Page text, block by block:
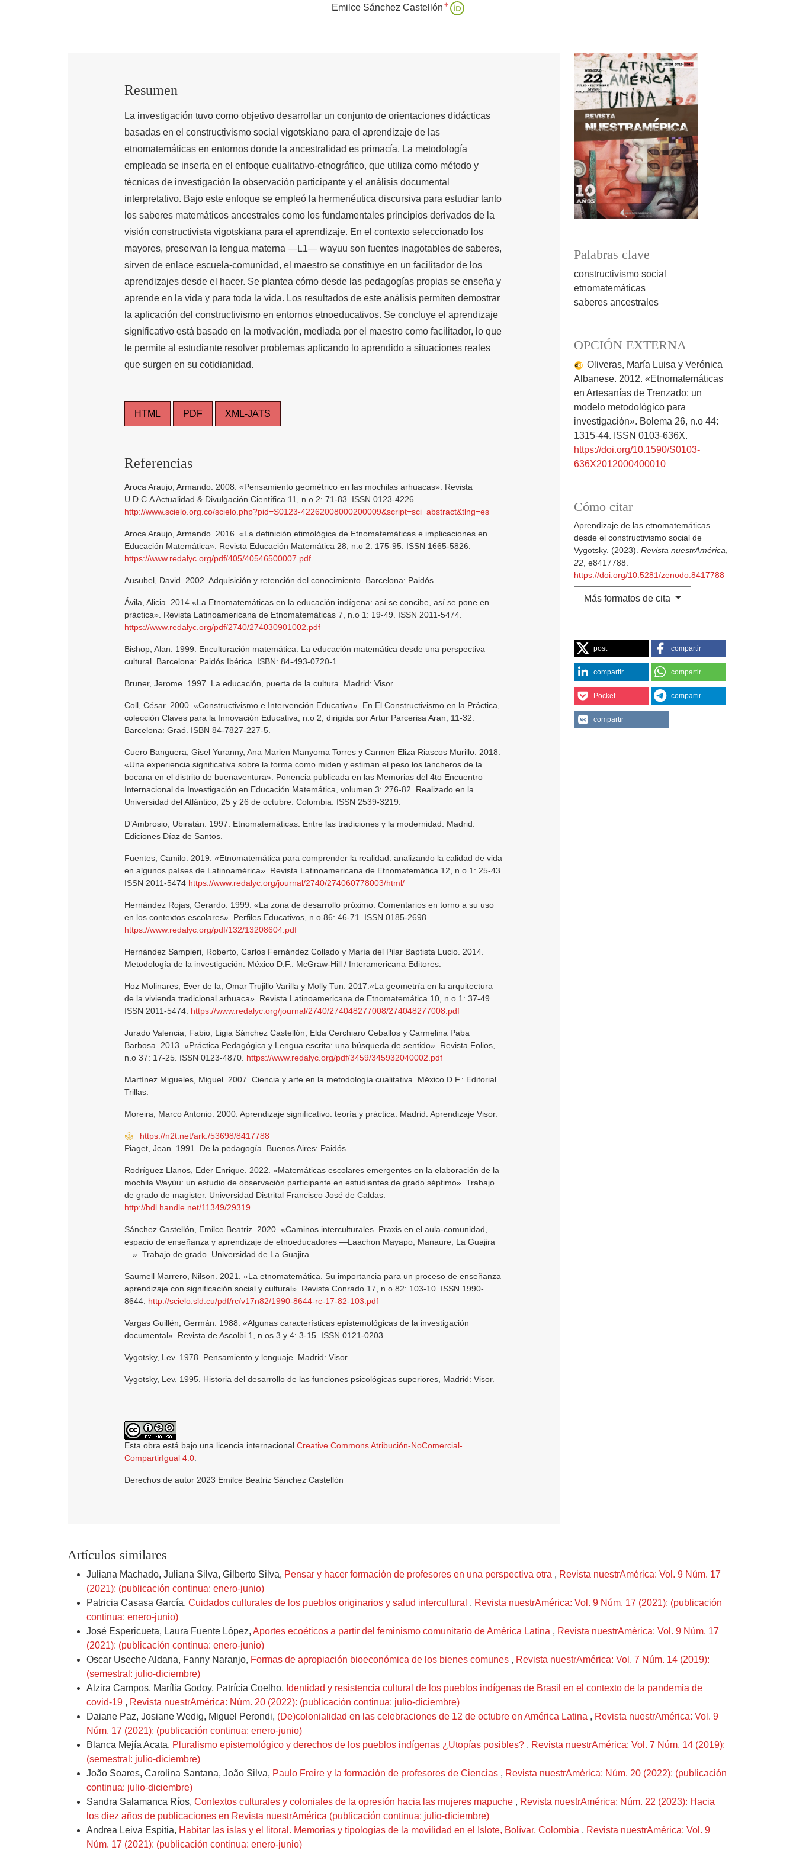
Emilce Sánchez Castellón +
Palabras clave
constructivismo social
etnomatemáticas
saberes ancestrales
OPCIÓN EXTERNA
Oliveras, María Luisa y Verónica
Albanese. 2012. «Etnomatemáticas
en Artesanías de Trenzado: un
modelo metodológico para
investigación». Bolema 26, n.o 44:
1315-44. ISSN 0103-636X.
https://doi.org/10.1590/S0103-
636X2012000400010
Cómo citar
Aprendizaje de las etnomatemáticas
desde el constructivismo social de
Vygotsky. (2023). Revista nuestrAmérica
22 , e8417788.
https://doi.org/10.5281/zenodo.8417788
Más formatos de cita
post compartir
compartir compartir
Pocket compartir
compartir
Resumen
La investigación tuvo como objetivo desarrollar un conjunto de orientaciones didácticas
basadas en el constructivismo social vigotskiano para el aprendizaje de las
etnomatemáticas en entornos donde la ancestralidad es primacía. La metodología
empleada se inserta en el enfoque cualitativo-etnográfico, que utiliza como método y
técnicas de investigación la observación participante y el análisis documental
interpretativo. Bajo este enfoque se empleó la hermenéutica discursiva para estudiar tanto
los saberes matemáticos ancestrales como los fundamentales principios derivados de la
visión constructivista vigotskiana para el aprendizaje. En el contexto seleccionado los
mayores, preservan la lengua materna —L1— wayuu son fuentes inagotables de saberes,
sirven de enlace escuela-comunidad, el maestro se constituye en un facilitador de los
aprendizajes desde el hacer. Se plantea cómo desde las pedagogías propias se enseña y
aprende en la vida y para toda la vida. Los resultados de este análisis permiten demostrar
la aplicación del constructivismo en entornos etnoeducativos. Se concluye el aprendizaje
significativo está basado en la motivación, mediada por el maestro como facilitador, lo que
le permite al estudiante resolver problemas aplicando lo aprendido a situaciones reales
que surgen en su cotidianidad.
HTML PDF XML-JATS
Referencias
Aroca Araujo, Armando. 2008. «Pensamiento geométrico en las mochilas arhuacas». Revista
U.D.C.A Actualidad & Divulgación Científica 11, n.o 2: 71-83. ISSN 0123-4226.
http://www.scielo.org.co/scielo.php?pid=S0123-42262008000200009&script=sci_abstract&tlng=es
Aroca Araujo, Armando. 2016. «La definición etimológica de Etnomatemáticas e implicaciones en
Educación Matemática». Revista Educación Matemática 28, n.o 2: 175-95. ISSN 1665-5826.
https://www.redalyc.org/pdf/405/40546500007.pdf
Ausubel, David. 2002. Adquisición y retención del conocimiento. Barcelona: Paidós.
Ávila, Alicia. 2014.«La Etnomatemáticas en la educación indígena: así se concibe, así se pone en
práctica». Revista Latinoamericana de Etnomatemáticas 7, n.o 1: 19-49. ISSN 2011-5474.
https://www.redalyc.org/pdf/2740/274030901002.pdf
Bishop, Alan. 1999. Enculturación matemática: La educación matemática desde una perspectiva
cultural. Barcelona: Paidós Ibérica. ISBN: 84-493-0720-1.
Bruner, Jerome. 1997. La educación, puerta de la cultura. Madrid: Visor.
Coll, César. 2000. «Constructivismo e Intervención Educativa». En El Constructivismo en la Práctica,
colección Claves para la Innovación Educativa, n.o 2, dirigida por Artur Parcerisa Aran, 11-32.
Barcelona: Graó. ISBN 84-7827-227-5.
Cuero Banguera, Gisel Yuranny, Ana Marien Manyoma Torres y Carmen Eliza Riascos Murillo. 2018.
«Una experiencia significativa sobre la forma como miden y estiman el peso los lancheros de la
bocana en el distrito de buenaventura». Ponencia publicada en las Memorias del 4to Encuentro
Internacional de Investigación en Educación Matemática, volumen 3: 276-82. Realizado en la
Universidad del Atlántico, 25 y 26 de octubre. Colombia. ISSN 2539-3219.
D’Ambrosio, Ubiratán. 1997. Etnomatemáticas: Entre las tradiciones y la modernidad. Madrid:
Ediciones Díaz de Santos.
Fuentes, Camilo. 2019. «Etnomatemática para comprender la realidad: analizando la calidad de vida
en algunos países de Latinoamérica». Revista Latinoamericana de Etnomatemática 12, n.o 1: 25-43.
ISSN 2011-5474 https://www.redalyc.org/journal/2740/274060778003/html/
Hernández Rojas, Gerardo. 1999. «La zona de desarrollo próximo. Comentarios en torno a su uso
en los contextos escolares». Perfiles Educativos, n.o 86: 46-71. ISSN 0185-2698.
https://www.redalyc.org/pdf/132/13208604.pdf
Hernández Sampieri, Roberto, Carlos Fernández Collado y María del Pilar Baptista Lucio. 2014.
Metodología de la investigación. México D.F.: McGraw-Hill / Interamericana Editores.
Hoz Molinares, Ever de la, Omar Trujillo Varilla y Molly Tun. 2017.«La geometría en la arquitectura
de la vivienda tradicional arhuaca». Revista Latinoamericana de Etnomatemática 10, n.o 1: 37-49.
ISSN 2011-5474. https://www.redalyc.org/journal/2740/274048277008/274048277008.pdf
Jurado Valencia, Fabio, Ligia Sánchez Castellón, Elda Cerchiaro Ceballos y Carmelina Paba
Barbosa. 2013. «Práctica Pedagógica y Lengua escrita: una búsqueda de sentido». Revista Folios,
n.o 37: 17-25. ISSN 0123-4870. https://www.redalyc.org/pdf/3459/345932040002.pdf
Martínez Migueles, Miguel. 2007. Ciencia y arte en la metodología cualitativa. México D.F.: Editorial
Trillas.
Moreira, Marco Antonio. 2000. Aprendizaje significativo: teoría y práctica. Madrid: Aprendizaje Visor.
https://n2t.net/ark:/53698/8417788
Piaget, Jean. 1991. De la pedagogía. Buenos Aires: Paidós.
Rodríguez Llanos, Eder Enrique. 2022. «Matemáticas escolares emergentes en la elaboración de la
mochila Wayúu: un estudio de observación participante en estudiantes de grado séptimo». Trabajo
de grado de magister. Universidad Distrital Francisco José de Caldas.
http://hdl.handle.net/11349/29319
Sánchez Castellón, Emilce Beatriz. 2020. «Caminos interculturales. Praxis en el aula-comunidad,
espacio de enseñanza y aprendizaje de etnoeducadores —Laachon Mayapo, Manaure, La Guajira
—». Trabajo de grado. Universidad de La Guajira.
Saumell Marrero, Nilson. 2021. «La etnomatemática. Su importancia para un proceso de enseñanza
aprendizaje con significación social y cultural». Revista Conrado 17, n.o 82: 103-10. ISSN 1990-
8644. http://scielo.sld.cu/pdf/rc/v17n82/1990-8644-rc-17-82-103.pdf
Vargas Guillén, Germán. 1988. «Algunas características epistemológicas de la investigación
documental». Revista de Ascolbi 1, n.os 3 y 4: 3-15. ISSN 0121-0203.
Vygotsky, Lev. 1978. Pensamiento y lenguaje. Madrid: Visor.
Vygotsky, Lev. 1995. Historia del desarrollo de las funciones psicológicas superiores, Madrid: Visor.
Esta obra está bajo una licencia internacional Creative Commons Atribución-NoComercial-
CompartirIgual 4.0
Derechos de autor 2023 Emilce Beatriz Sánchez Castellón
Artículos similares
Juliana Machado, Juliana Silva, Gilberto Silva, Pensar y hacer formación de profesores en una perspectiva otra , Revista nuestrAmérica: Vol. 9 Núm. 17
(2021): (publicación continua: enero-junio)
Patricia Casasa García, Cuidados culturales de los pueblos originarios y salud intercultural , Revista nuestrAmérica: Vol. 9 Núm. 17 (2021): (publicación
continua: enero-junio)
José Espericueta, Laura Fuente López, Aportes ecoéticos a partir del feminismo comunitario de América Latina , Revista nuestrAmérica: Vol. 9 Núm. 17
(2021): (publicación continua: enero-junio)
Oscar Useche Aldana, Fanny Naranjo, Formas de apropiación bioeconómica de los bienes comunes , Revista nuestrAmérica: Vol. 7 Núm. 14 (2019):
(semestral: julio-diciembre)
Alzira Campos, Marília Godoy, Patrícia Coelho, Identidad y resistencia cultural de los pueblos indígenas de Brasil en el contexto de la pandemia de
covid-19 , Revista nuestrAmérica: Núm. 20 (2022): (publicación continua: julio-diciembre)
Daiane Paz, Josiane Wedig, Miguel Perondi, (De)colonialidad en las celebraciones de 12 de octubre en América Latina , Revista nuestrAmérica: Vol. 9
Núm. 17 (2021): (publicación continua: enero-junio)
Blanca Mejía Acata, Pluralismo epistemológico y derechos de los pueblos indígenas ¿Utopías posibles? , Revista nuestrAmérica: Vol. 7 Núm. 14 (2019):
(semestral: julio-diciembre)
João Soares, Carolina Santana, João Silva, Paulo Freire y la formación de profesores de Ciencias , Revista nuestrAmérica: Núm. 20 (2022): (publicación
continua: julio-diciembre)
Sandra Salamanca Ríos, Contextos culturales y coloniales de la opresión hacia las mujeres mapuche , Revista nuestrAmérica: Núm. 22 (2023): Hacia
los diez años de publicaciones en Revista nuestrAmérica (publicación continua: julio-diciembre)
Andrea Leiva Espitia, Habitar las islas y el litoral. Memorias y tipologías de la movilidad en el Islote, Bolívar, Colombia , Revista nuestrAmérica: Vol. 9
Núm. 17 (2021): (publicación continua: enero-junio)